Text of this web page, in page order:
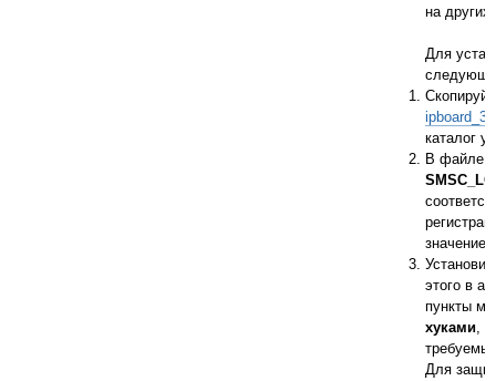
на
Для
каталог
В файле
значение
этого в
пункты
хуками,
Для